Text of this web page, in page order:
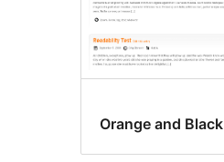
Orange and Black